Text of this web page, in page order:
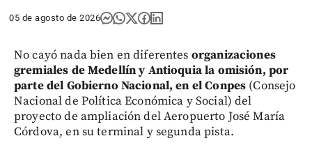
05 de agosto de 2026
No cayó nada bien en diferentes organizaciones
gremiales de Medellín y Antioquia la omisión, por
parte del Gobierno Nacional, en el Conpes (Consejo
Nacional de Política Económica y Social) del
proyecto de ampliación del Aeropuerto José María
Córdova, en su terminal y segunda pista.